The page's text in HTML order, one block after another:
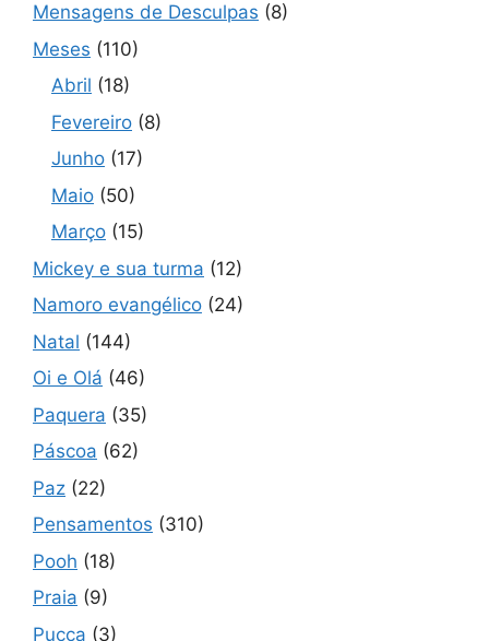
Mensagens de Desculpas (8)
Meses (110)
Abril (18)
Fevereiro (8)
Junho (17)
Maio (50)
Março (15)
Mickey e sua turma (12)
Namoro evangélico (24)
Natal (144)
Oi e Olá (46)
Paquera (35)
Páscoa (62)
Paz (22)
Pensamentos (310)
Pooh (18)
Praia (9)
Pucca (3)